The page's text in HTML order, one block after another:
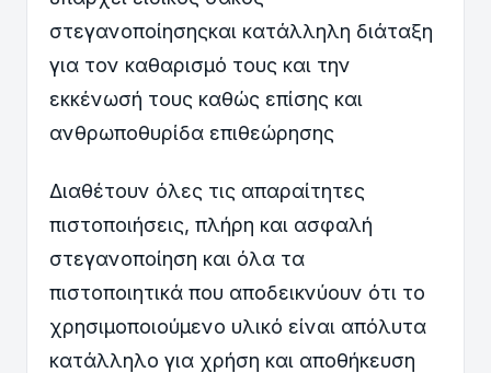
στεγανοποίησηςκαι κατάλληλη διάταξη
για τον καθαρισμό τους και την
εκκένωσή τους καθώς επίσης και
ανθρωποθυρίδα επιθεώρησης
Διαθέτουν όλες τις απαραίτητες
πιστοποιήσεις, πλήρη και ασφαλή
στεγανοποίηση και όλα τα
πιστοποιητικά που αποδεικνύουν ότι το
χρησιμοποιούμενο υλικό είναι απόλυτα
κατάλληλο για χρήση και αποθήκευση